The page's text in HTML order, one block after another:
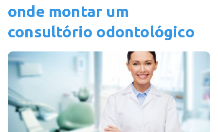
onde montar um
consultório odontológico